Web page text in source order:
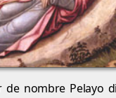
de nombre Pelayo